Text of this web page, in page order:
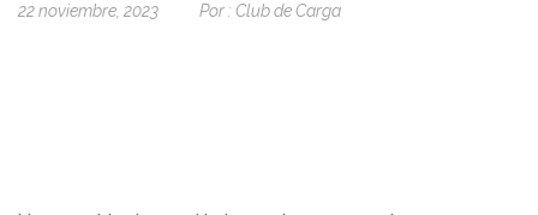
22 noviembre, 2023 Por : Club de Carga